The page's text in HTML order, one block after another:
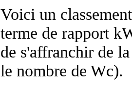
Voici un
terme de rapport
de s'affranchir de
le nombre de Wc).